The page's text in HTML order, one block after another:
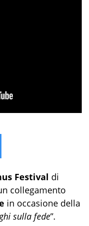
Festival di
collegamento
in occasione della
sulla fede”.